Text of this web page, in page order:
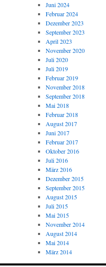
Juni 2024
Februar 2024
Dezember 2023
September 2023
April 2023
November 2020
Juli 2020
Juli 2019
Februar 2019
November 2018
September 2018
Mai 2018
Februar 2018
August 2017
Juni 2017
Februar 2017
Oktober 2016
Juli 2016
März 2016
Dezember 2015
September 2015
August 2015
Juli 2015
Mai 2015
November 2014
August 2014
Mai 2014
März 2014